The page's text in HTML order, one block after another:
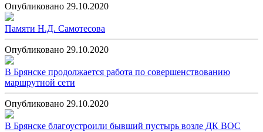
Опубликовано 29.10.2020
Памяти Н.Д. Самотесова
Опубликовано 29.10.2020
В Брянске продолжается работа по совершенствованию
маршрутной сети
Опубликовано 29.10.2020
В Брянске благоустроили бывший пустырь возле ДК ВОС